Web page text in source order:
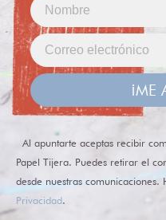
¡ME
Al apuntarte aceptas recibir
Papel Tijera. Puedes retirar el
desde nuestras
Privacidad.